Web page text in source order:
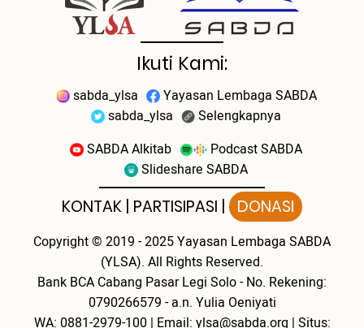
Ikuti Kami:
sabda_ylsa
Yayasan Lembaga SABDA
sabda_ylsa
Selengkapnya
SABDA Alkitab
Podcast SABDA
Slideshare SABDA
KONTAK PARTISIPASI DONASI
Copyright© 2019 - 2025Yayasan Lembaga SABDA
(YLSA). All Rights Reserved.
Bank BCA Cabang Pasar Legi Solo - No. Rekening:
0790266579 - a.n. Yulia Oeniyati
WA: 0881-2979-100 | Email: ylsa@sabda.org | Situs: